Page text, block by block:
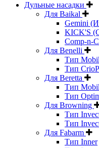
Дульные насадки
Для Baikal
Gemini
KICK'S
Comp-n-
Для Benelli
Тип
Тип
Для Beretta
Тип
Тип
Для Browning
Тип
Тип
Для Fabarm
Тип Inner